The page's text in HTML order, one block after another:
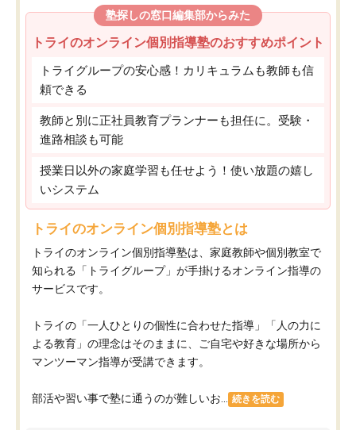
塾探しの窓口編集部からみた
トライのオンライン個別指導塾のおすすめポイント
トライグループの安心感！カリキュラムも教師も信
頼できる
教師と別に正社員教育プランナーも担任に。受験・
進路相談も可能
授業日以外の家庭学習も任せよう！使い放題の嬉し
いシステム
トライのオンライン個別指導塾とは
トライのオンライン個別指導塾は、家庭教師や個別教室で
知られる「トライグループ」が手掛けるオンライン指導の
サービスです。
トライの「一人ひとりの個性に合わせた指導」「人の力に
よる教育」の理念はそのままに、ご自宅や好きな場所から
マンツーマン指導が受講できます。
部活や習い事で塾に通うのが難しいお... 続きを読む